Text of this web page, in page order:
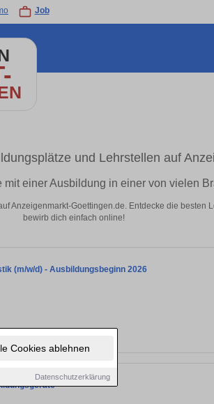
Cookies ablehnen
Datenschutzerklärung
Job
und Lehrstellen auf
mit einer Ausbildung in einer von vielen
Anzeigenmarkt-Goettingen.de. Entdecke die besten
bewirb dich einfach online!
(m/w/d) - Ausbildungsbeginn 2026